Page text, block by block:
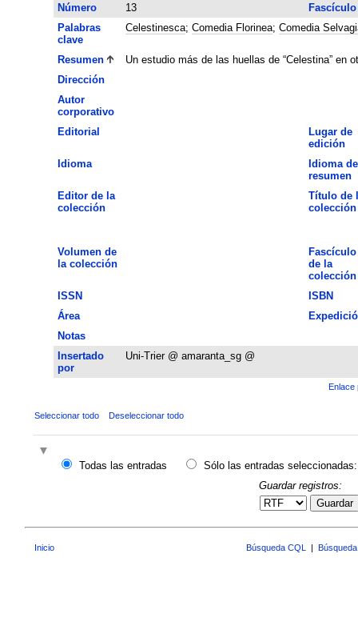
Número
13
Fascículo
Palabras
clave
Celestinesca; Comedia Florinea; Comedia
Resumen
Un estudio más de las huellas de “Celestina” en
Dirección
Autor
corporativo
Editorial
Lugar de
edición
Idioma
Idioma
resumen
Editor de la
colección
Título de
colección
Volumen de
la colección
Fascículo
de la
colección
ISSN
ISBN
Área
Notas
Insertado
por
Uni-Trier @ amaranta_sg @
Enlace
Seleccionar todo Deseleccionar todo
Todas las entradas
Sólo las entradas seleccionadas:
Guardar registros:
Guardar
Inicio Búsqueda CQL